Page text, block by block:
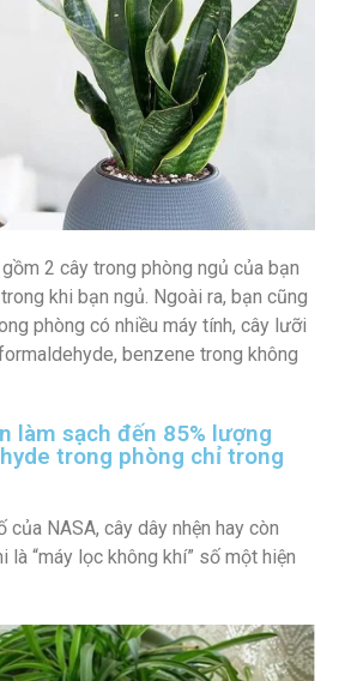
2 cây trong phòng ngủ của bạn
khi bạn ngủ. Ngoài ra, bạn cũng
phòng có nhiều máy tính, cây lưỡi
benzene trong không
làm sạch đến 85% lượng
trong phòng chỉ trong
của NASA, cây dây nhện hay còn
là “máy lọc không khí” số một hiện